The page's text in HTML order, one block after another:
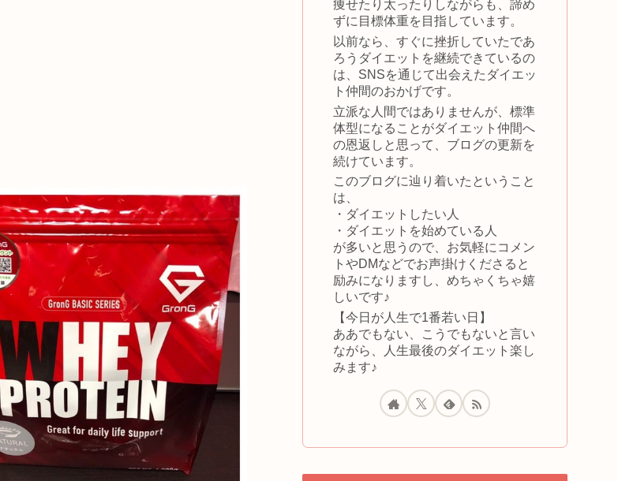
痩せたり太ったりしながらも、諦め
ずに目標体重を目指しています。
以前なら、すぐに挫折していたであ
ろうダイエットを継続できているの
は、SNSを通じて出会えたダイエッ
ト仲間のおかげです。
立派な人間ではありませんが、標準
体型になることがダイエット仲間へ
の恩返しと思って、ブログの更新を
続けています。
このブログに辿り着いたということ
は、
・ダイエットしたい人
・ダイエットを始めている人
が多いと思うので、お気軽にコメン
トやDMなどでお声掛けくださると
励みになりますし、めちゃくちゃ嬉
しいです♪
【今日が人生で1番若い日】
ああでもない、こうでもないと言い
ながら、人生最後のダイエット楽し
みます♪